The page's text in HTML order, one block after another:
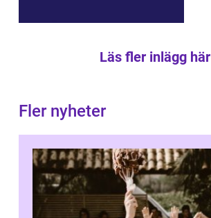
Läs fler inlägg här
Fler nyheter